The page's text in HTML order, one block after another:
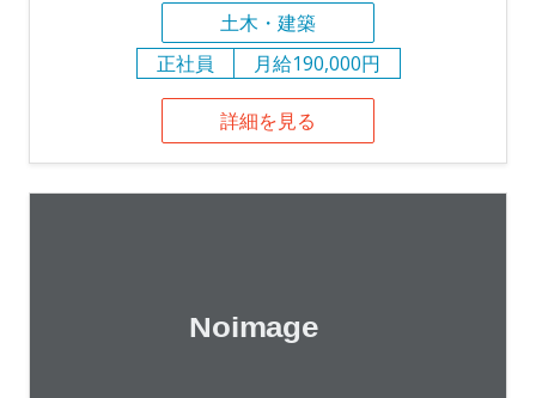
土木・建築
正社員
月給190,000円
詳細を見る